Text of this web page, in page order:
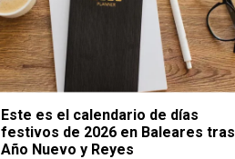
Este es el calendario de días
festivos de 2026 en Baleares tras
Año Nuevo y Reyes